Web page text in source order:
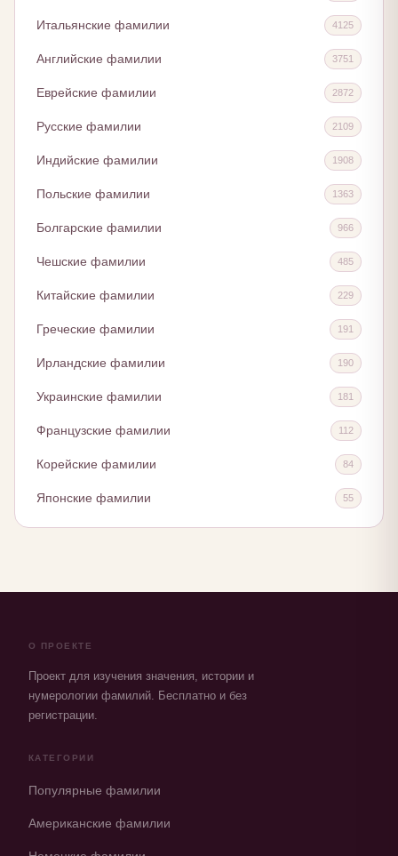
Итальянские фамилии 4125
Английские фамилии 3751
Еврейские фамилии 2872
Русские фамилии 2109
Индийские фамилии 1908
Польские фамилии 1363
Болгарские фамилии 966
Чешские фамилии 485
Китайские фамилии 229
Греческие фамилии 191
Ирландские фамилии 190
Украинские фамилии 181
Французские фамилии 112
Корейские фамилии 84
Японские фамилии 55
О ПРОЕКТЕ
Проект для изучения значения, истории и
нумерологии фамилий. Бесплатно и без
регистрации.
КАТЕГОРИИ
Популярные фамилии
Американские фамилии